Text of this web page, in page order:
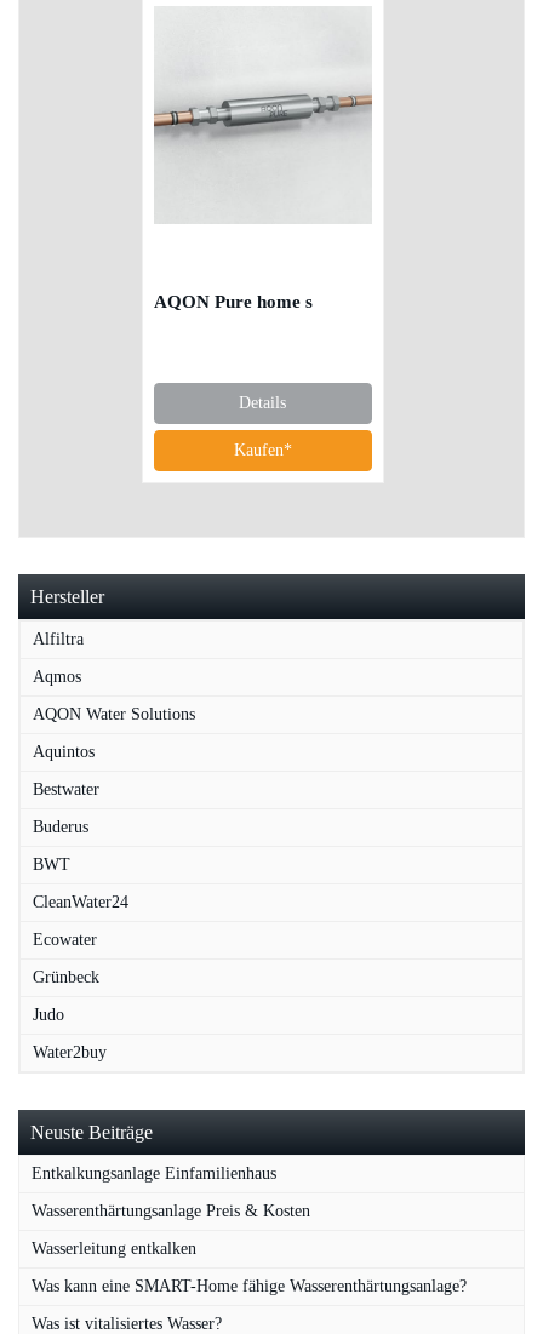
AQON Pure home s
Details
Kaufen*
Hersteller
Alfiltra
Aqmos
AQON Water Solutions
Aquintos
Bestwater
Buderus
BWT
CleanWater24
Ecowater
Grünbeck
Judo
Water2buy
Neuste Beiträge
Entkalkungsanlage Einfamilienhaus
Wasserenthärtungsanlage Preis & Kosten
Wasserleitung entkalken
Was kann eine SMART-Home fähige Wasserenthärtungsanlage?
Was ist vitalisiertes Wasser?